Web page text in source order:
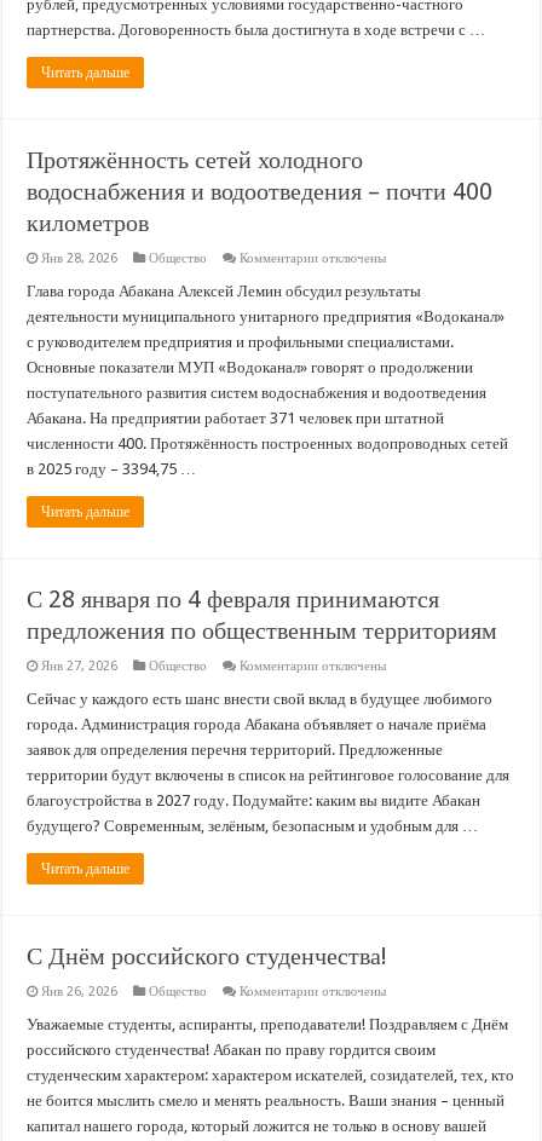
рублей, предусмотренных условиями государственно-частного
партнерства. Договоренность была достигнута в ходе встречи с …
Читать дальше
Протяжённость сетей холодного
водоснабжения и водоотведения – почти 400
километров
Янв 28, 2026 Общество Комментариик
Протяжённость
сетей
холодного
и
водоотведения
почти
400
километров
отключены
Глава города Абакана Алексей Лемин обсудил результаты
деятельности муниципального унитарного предприятия «Водоканал»
с руководителем предприятия и профильными специалистами.
Основные показатели МУП «Водоканал» говорят о продолжении
поступательного развития систем водоснабжения и водоотведения
Абакана. На предприятии работает 371 человек при штатной
численности 400. Протяжённость построенных водопроводных сетей
в 2025 году – 3394,75 …
Читать дальше
С 28 января по 4 февраля принимаются
предложения по общественным территориям
Янв 27, 2026 Общество Комментариик
С
января
по
4
февраля
предложения
по
общественным
отключены
Сейчас у каждого есть шанс внести свой вклад в будущее любимого
города. Администрация города Абакана объявляет о начале приёма
заявок для определения перечня территорий. Предложенные
территории будут включены в список на рейтинговое голосование для
благоустройства в 2027 году. Подумайте: каким вы видите Абакан
будущего? Современным, зелёным, безопасным и удобным для …
Читать дальше
С Днём российского студенчества!
Янв 26, 2026 Общество Комментариик
С
российского
студенчества!
отключены
Уважаемые студенты, аспиранты, преподаватели! Поздравляем с Днём
российского студенчества! Абакан по праву гордится своим
студенческим характером: характером искателей, созидателей, тех, кто
не боится мыслить смело и менять реальность. Ваши знания – ценный
капитал нашего города, который ложится не только в основу вашей